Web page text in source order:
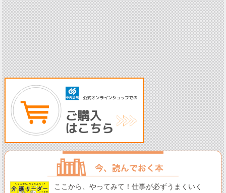
ここから、やってみて！仕事が必ずうまくいく